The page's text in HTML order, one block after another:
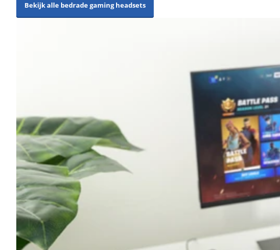
Bekijk alle bedrade gaming headsets